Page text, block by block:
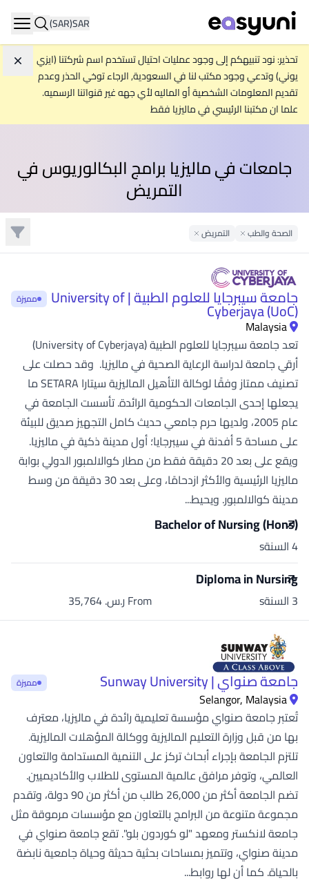
SAR
(SAR)
تحذير: نود تنبيهكم إلى وجود عمليات احتيال تستخدم اسم شركتنا (ايزي
يوني) وتدعي وجود مكتب لنا في السعودية, الرجاء توخي الحذر وعدم
تقديم المعلومات الشخصية أو الماليه لأي جهه غير قنواتنا الرسميه.
علما ان مكتبنا الرئيسي في ماليزيا فقط
جامعات في ماليزيا برامج البكالوريوس في
التمريض
الصحة والطبRemove Filter
التمريضRemove Filter
جامعة سيبرجايا للعلوم الطبية | University of
Cyberjaya (UoC) مميزة
Malaysia
تعد جامعة سيبرجايا للعلوم الطبية (University of Cyberjaya)
أرقي جامعة لدراسة الرعاية الصحية في ماليزيا. وقد حصلت على
تصنيف ممتاز وفقًا لوكالة التأهيل الماليزية سيتارا SETARA ما
يجعلها إحدى الجامعات الحكومية الرائدة. تأسست الجامعة في
عام 2005، ولديها حرم جامعي حديث كامل التجهيز صديق للبيئة
على مساحة 5 أفدنة في سيبرجايا؛ أول مدينة ذكية في ماليزيا.
ويقع على بعد 20 دقيقة فقط من مطار كوالالمبور الدولي بوابة
ماليزيا الرئيسية والأكثر ازدحامًا، وعلى بعد 30 دقيقة من وسط
مدينة كوالالمبور. ويحيط...
Bachelor of Nursing (Hons)
4 السنةs
Diploma in Nursing
3 السنةs From ر.س.‏ 35,764
جامعة صنواي | Sunway University مميزة
Selangor, Malaysia
تُعتبر جامعة صنواي مؤسسة تعليمية رائدة في ماليزيا، معترف
بها من قبل وزارة التعليم الماليزية ووكالة المؤهلات الماليزية.
تلتزم الجامعة بإجراء أبحاث تركز على التنمية المستدامة والتعاون
العالمي، وتوفر مرافق عالمية المستوى للطلاب والأكاديميين.
تضم الجامعة أكثر من 26,000 طالب من أكثر من 90 دولة، وتقدم
مجموعة متنوعة من البرامج بالتعاون مع مؤسسات مرموقة مثل
جامعة لانكستر ومعهد "لو كوردون بلو". تقع جامعة صنواي في
مدينة صنواي، وتتميز بمساحات بحثية حديثة وحياة جامعية نابضة
بالحياة. كما أن لها روابط...